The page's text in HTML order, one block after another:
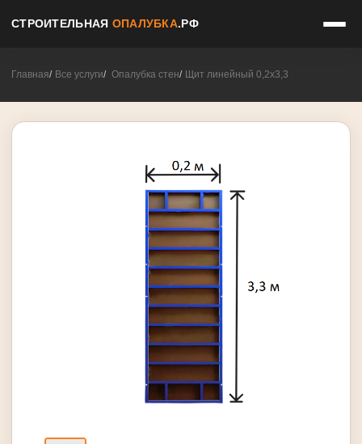
СТРОИТЕЛЬНАЯ ОПАЛУБКА.РФ
Главная Все услуги Опалубка стен Щит линейный 0,2х3,3